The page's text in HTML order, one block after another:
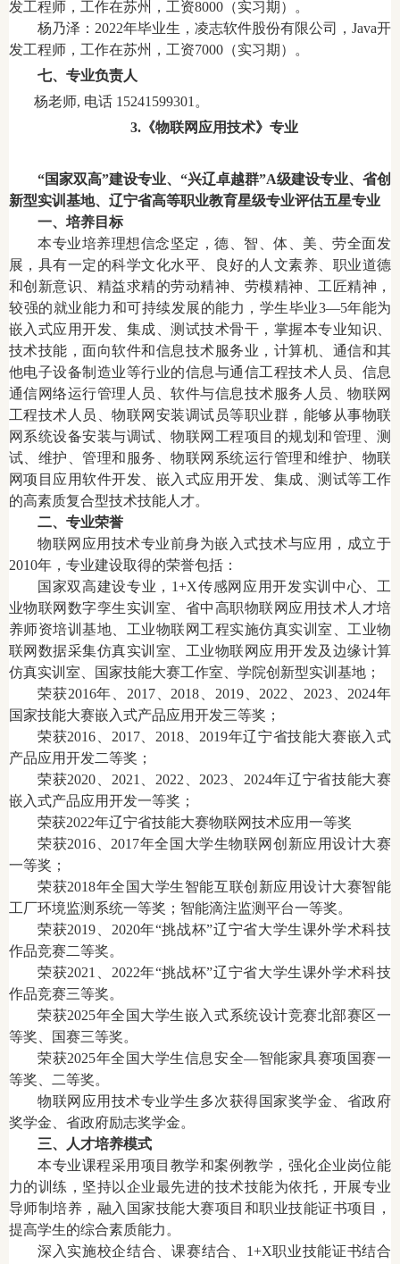
发工程师，工作在苏州，工资8000（实习期）。
杨乃泽：2022年毕业生，凌志软件股份有限公司，Java开
发工程师，工作在苏州，工资7000（实习期）。
七、专业负责人
杨老师, 电话 15241599301。
3.《物联网应用技术》专业
“国家双高”建设专业、“兴辽卓越群”A级建设专业、省创
新型实训基地、辽宁省高等职业教育星级专业评估五星专业
一、培养目标
本专业培养理想信念坚定，德、智、体、美、劳全面发
展，具有一定的科学文化水平、良好的人文素养、职业道德
和创新意识、精益求精的劳动精神、劳模精神、工匠精神，
较强的就业能力和可持续发展的能力，学生毕业3—5年能为
嵌入式应用开发、集成、测试技术骨干，掌握本专业知识、
技术技能，面向软件和信息技术服务业，计算机、通信和其
他电子设备制造业等行业的信息与通信工程技术人员、信息
通信网络运行管理人员、软件与信息技术服务人员、物联网
工程技术人员、物联网安装调试员等职业群，能够从事物联
网系统设备安装与调试、物联网工程项目的规划和管理、测
试、维护、管理和服务、物联网系统运行管理和维护、物联
网项目应用软件开发、嵌入式应用开发、集成、测试等工作
的高素质复合型技术技能人才。
二、专业荣誉
物联网应用技术专业前身为嵌入式技术与应用，成立于
2010年，专业建设取得的荣誉包括：
国家双高建设专业，1+X传感网应用开发实训中心、工
业物联网数字孪生实训室、省中高职物联网应用技术人才培
养师资培训基地、工业物联网工程实施仿真实训室、工业物
联网数据采集仿真实训室、工业物联网应用开发及边缘计算
仿真实训室、国家技能大赛工作室、学院创新型实训基地；
荣获2016年、2017、2018、2019、2022、2023、2024年
国家技能大赛嵌入式产品应用开发三等奖；
荣获2016、2017、2018、2019年辽宁省技能大赛嵌入式
产品应用开发二等奖；
荣获2020、2021、2022、2023、2024年辽宁省技能大赛
嵌入式产品应用开发一等奖；
荣获2022年辽宁省技能大赛物联网技术应用一等奖
荣获2016、2017年全国大学生物联网创新应用设计大赛
一等奖；
荣获2018年全国大学生智能互联创新应用设计大赛智能
工厂环境监测系统一等奖；智能滴注监测平台一等奖。
荣获2019、2020年“挑战杯”辽宁省大学生课外学术科技
作品竞赛二等奖。
荣获2021、2022年“挑战杯”辽宁省大学生课外学术科技
作品竞赛三等奖。
荣获2025年全国大学生嵌入式系统设计竞赛北部赛区一
等奖、国赛三等奖。
荣获2025年全国大学生信息安全—智能家具赛项国赛一
等奖、二等奖。
物联网应用技术专业学生多次获得国家奖学金、省政府
奖学金、省政府励志奖学金。
三、人才培养模式
本专业课程采用项目教学和案例教学，强化企业岗位能
力的训练，坚持以企业最先进的技术技能为依托，开展专业
导师制培养，融入国家技能大赛项目和职业技能证书项目，
提高学生的综合素质能力。
深入实施校企结合、课赛结合、1+X职业技能证书结合